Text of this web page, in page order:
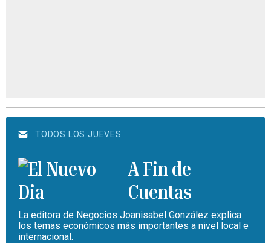
TODOS LOS JUEVES
A Fin de
Cuentas
La editora de Negocios Joanisabel González explica
los temas económicos más importantes a nivel local e
internacional.